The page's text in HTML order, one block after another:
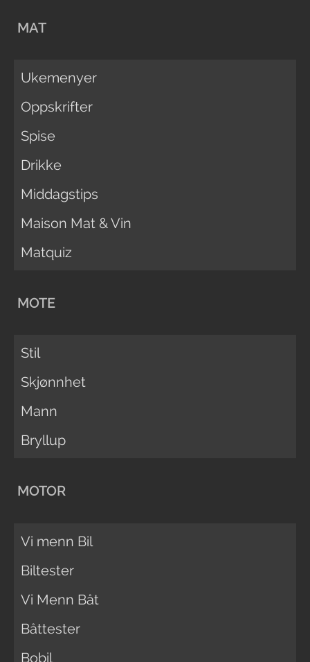
MAT
Ukemenyer
Oppskrifter
Spise
Drikke
Middagstips
Maison Mat & Vin
Matquiz
MOTE
Stil
Skjønnhet
Mann
Bryllup
MOTOR
Vi menn Bil
Biltester
Vi Menn Båt
Båttester
Bobil